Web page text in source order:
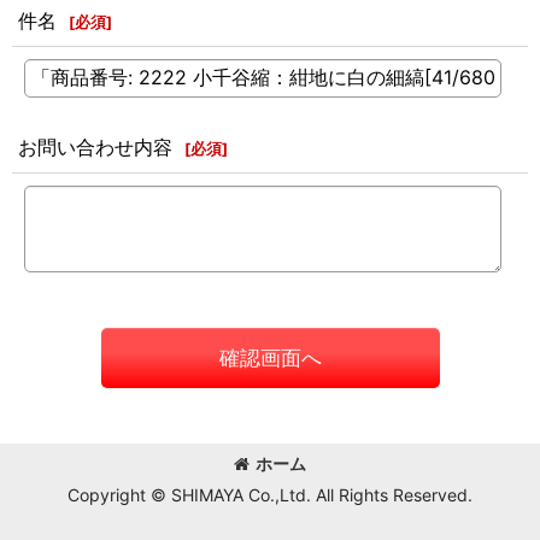
件名 [必須]
お問い合わせ内容 [必須]
確認画面へ
ホーム
Copyright © SHIMAYA Co.,Ltd. All Rights Reserved.